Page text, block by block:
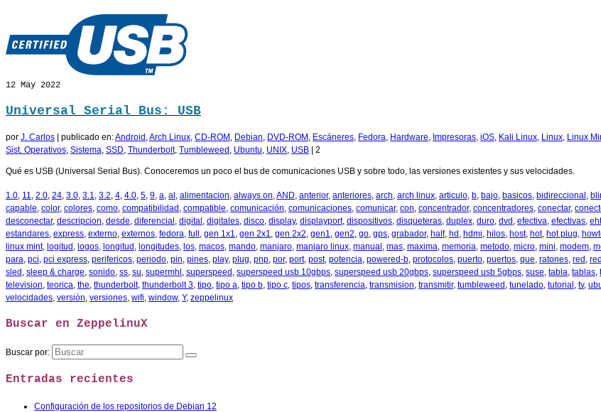
12 May 2022
Universal Serial Bus: USB
por J. Carlos publicado en:Android ,Arch Linux, CD-ROM , Debian, DVD-ROM , Escáneres, Fedora, Hardware, Impresoras, iOS, Kali Linux, Linux, Linux
Sist. Operativos, Sistema, SSD, Thunderbolt, Tumbleweed , Ubuntu, UNIX, USB 2
Qué es USB (Universal Serial Bus). Conoceremos un poco el bus de comunicaciones USB y sobre todo, las versiones existentes y sus velocidades.
1.0, 11, 2.0, 24, 3.0, 3.1, 3.2, 4, 4.0, 5, 9, a, al , alimentacion, always on,AND, anterior, anteriores, arch, arch linux, articulo, b, bajo, basicos, bidireccional ,
capable, color, colores, como, compatibilidad , compatible, comunicación, comunicaciones, comunicar, con, concentrador, concentradores, conectar,
desconectar, descripcion, desde, diferencial , digital , digitales, disco, display, displayport, dispositivos, disqueteras, duplex, duro, dvd , efectiva, efectivas,
estandares, express, externo, externos, fedora, full , gen 1x1, gen 2x1, gen 2x2, gen1, gen2, go, gps, grabador, half, hd , hdmi, hilos, host, hot, hot plug,
linux mint, logitud , logos, longitud , longitudes, los, macos, mando, manjaro, manjaro linux, manual , mas, maxima, memoria, metodo, micro, mini, modem,
para, pci, pci express, perifericos, periodo, pin, pines, play, plug, pnp, por, port, post, potencia, powered-b, protocolos, puerto, puertos, que, ratones, red ,
sled , sleep & charge, sonido, ss, su, supermhl , superspeed , superspeed usb 10gbps, superspeed usb 20gbps, superspeed usb 5gbps, suse, tabla, tablas,
television, teorica, the, thunderbolt, thunderbolt 3, tipo, tipo a, tipo b, tipo c, tipos, transferencia, transmision, transmitir, tumbleweed , tunelado, tutorial , tv,
velocidades, versión, versiones, wifi, window, Y, zeppelinux
Buscar en ZeppelinuX
Buscar por:
Entradas recientes
Configuración de los repositorios de Debian 12